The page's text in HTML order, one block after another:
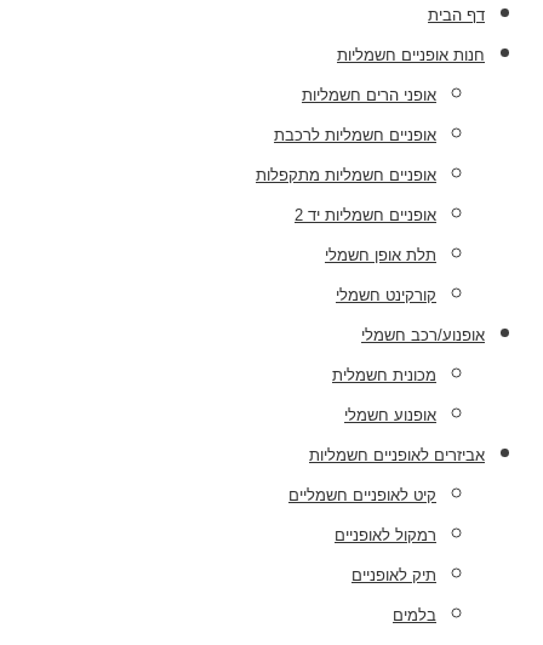
דף הבית
חנות אופניים חשמליות
אופני הרים חשמליות
אופניים חשמליות לרכבת
אופניים חשמליות מתקפלות
אופניים חשמליות יד 2
תלת אופן חשמלי
קורקינט חשמלי
אופנוע/רכב חשמלי
מכונית חשמלית
אופנוע חשמלי
אביזרים לאופניים חשמליות
קיט לאופניים חשמליים
רמקול לאופניים
תיק לאופניים
בלמים